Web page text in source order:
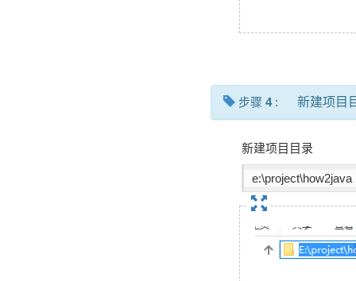
步骤 4: 新建项目
新建项目目录
e:\project\how2java